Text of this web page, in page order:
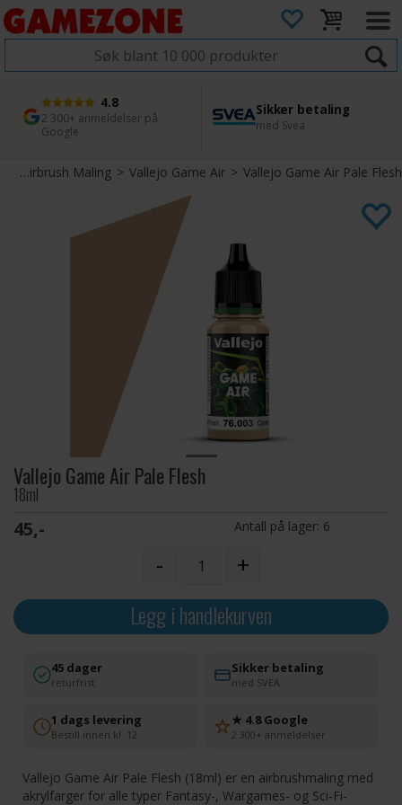
4.8
2 300+ anmeldelser på
Google
Sikker betaling
med Svea
1 dags levering
Bestill innen kl. 12
45 dager returfrist
Enkel retur
> Airbrush Maling>Vallejo Game Air>Vallejo Game Air Pale Flesh
Vallejo Game Air Pale Flesh
18ml
45,- Antall på lager: 6
- +
Legg i handlekurven
45 dager
returfrist
Sikker betaling
med SVEA
1 dags levering
Bestill innen kl. 12
★ 4.8 Google
2 300+ anmeldelser
Vallejo Game Air Pale Flesh (18ml) er en airbrushmaling med
akrylfarger for alle typer Fantasy-, Wargames- og Sci-Fi-